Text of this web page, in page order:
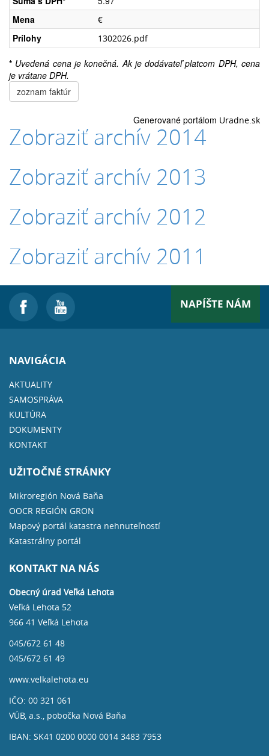
Mena
€
Prílohy
1302026.pdf
* Uvedená cena je konečná. Ak je dodávateľ platcom DPH, cena
je vrátane DPH.
zoznam faktúr
Generované portálom Uradne.sk
Zobraziť archív 2014
Zobraziť archív 2013
Zobraziť archív 2012
Zobraziť archív 2011
NAPÍŠTE NÁM
NAVIGÁCIA
AKTUALITY
SAMOSPRÁVA
KULTÚRA
DOKUMENTY
KONTAKT
UŽITOČNÉ STRÁNKY
Mikroregión Nová Baňa
OOCR REGIÓN GRON
Mapový portál katastra nehnuteľností
Katastrálny portál
KONTAKT NA NÁS
Obecný úrad Veľká Lehota
Veľká Lehota 52
966 41 Veľká Lehota
045/672 61 48
045/672 61 49
www.velkalehota.eu
IČO: 00 321 061
VÚB, a.s., pobočka Nová Baňa
IBAN: SK41 0200 0000 0014 3483 7953